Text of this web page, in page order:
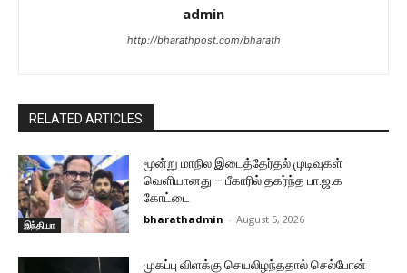
admin
http://bharathpost.com/bharath
RELATED ARTICLES
இந்தியா
மூன்று மாநில இடைத்தேர்தல் முடிவுகள்
வெளியானது – பீகாரில் தகர்ந்த பா.ஜ.க
கோட்டை
bharathadmin - August 5, 2026
முகப்பு விளக்கு செயலிழந்ததால் செல்போன்